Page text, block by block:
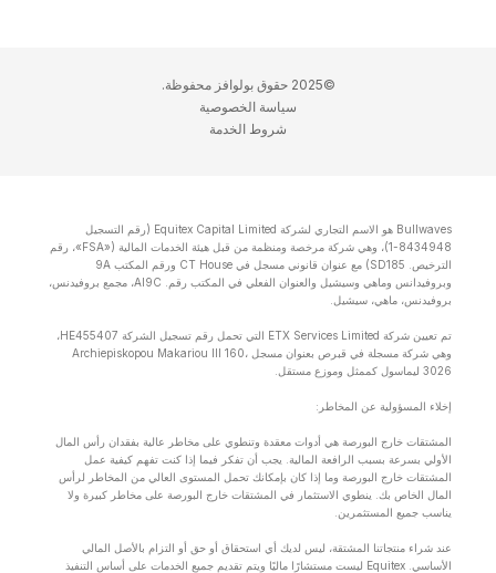
©2025 حقوق بولوافز محفوظة.
سياسة الخصوصية
شروط الخدمة
Bullwaves هو الاسم التجاري لشركة Equitex Capital Limited (رقم التسجيل
8434948-1)، وهي شركة مرخصة ومنظمة من قبل هيئة الخدمات المالية («FSA»، رقم
الترخيص. SD185) مع عنوان قانوني مسجل في CT House ورقم المكتب 9A
وبروفيدانس وماهي وسيشيل والعنوان الفعلي في المكتب رقم. Al9C، مجمع بروفيدنس،
بروفيدنس، ماهي، سيشيل.
تم تعيين شركة ETX Services Limited التي تحمل رقم تسجيل الشركة HE455407،
وهي شركة مسجلة في قبرص بعنوان مسجل Archiepiskopou Makariou lll 160،
3026 ليماسول كممثل وموزع مستقل.
إخلاء المسؤولية عن المخاطر:
المشتقات خارج البورصة هي أدوات معقدة وتنطوي على مخاطر عالية بفقدان رأس المال
الأولي بسرعة بسبب الرافعة المالية. يجب أن تفكر فيما إذا كنت تفهم كيفية عمل
المشتقات خارج البورصة وما إذا كان بإمكانك تحمل المستوى العالي من المخاطر لرأس
المال الخاص بك. ينطوي الاستثمار في المشتقات خارج البورصة على مخاطر كبيرة ولا
يناسب جميع المستثمرين.
عند شراء منتجاتنا المشتقة، ليس لديك أي استحقاق أو حق أو التزام بالأصل المالي
الأساسي. Equitex ليست مستشارًا ماليًا ويتم تقديم جميع الخدمات على أساس التنفيذ